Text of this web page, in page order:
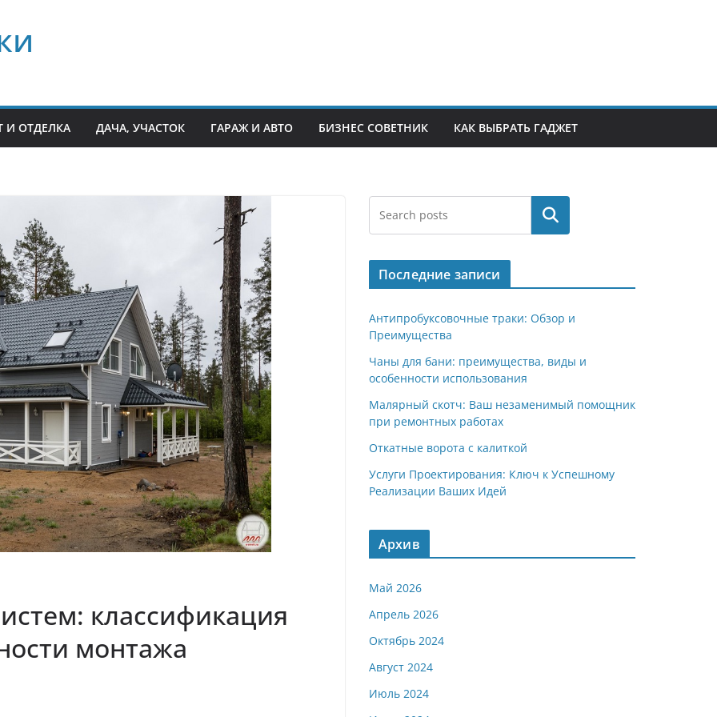
И ОТДЕЛКА ДАЧА, УЧАСТОК ГАРАЖ И АВТО БИЗНЕС СОВЕТНИК КАК ВЫБРАТЬ ГАДЖЕТ
классификация
монтажа
Поиск
Последние записи
Антипробуксовочные траки: Обзор и
Преимущества
Чаны для бани: преимущества, виды и
особенности использования
Малярный скотч: Ваш незаменимый помощник
при ремонтных работах
Откатные ворота с калиткой
Услуги Проектирования: Ключ к Успешному
Реализации Ваших Идей
Архив
Май 2026
Апрель 2026
Октябрь 2024
Август 2024
Июль 2024